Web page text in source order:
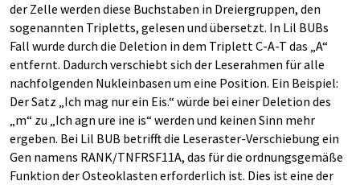
der Zelle werden diese Buchstaben in Dreiergruppen, den
sogenannten Tripletts, gelesen und übersetzt. In Lil BUBs
Fall wurde durch die Deletion in dem Triplett C-A-T das „A“
entfernt. Dadurch verschiebt sich der Leserahmen für alle
nachfolgenden Nukleinbasen um eine Position. Ein Beispiel:
Der Satz „Ich mag nur ein Eis.“ würde bei einer Deletion des
„m“ zu „Ich agn ure ine is“ werden und keinen Sinn mehr
ergeben. Bei Lil BUB betrifft die Leseraster-Verschiebung ein
Gen namens RANK/TNFRSF11A, das für die ordnungsgemäße
Funktion der Osteoklasten erforderlich ist. Dies ist eine der